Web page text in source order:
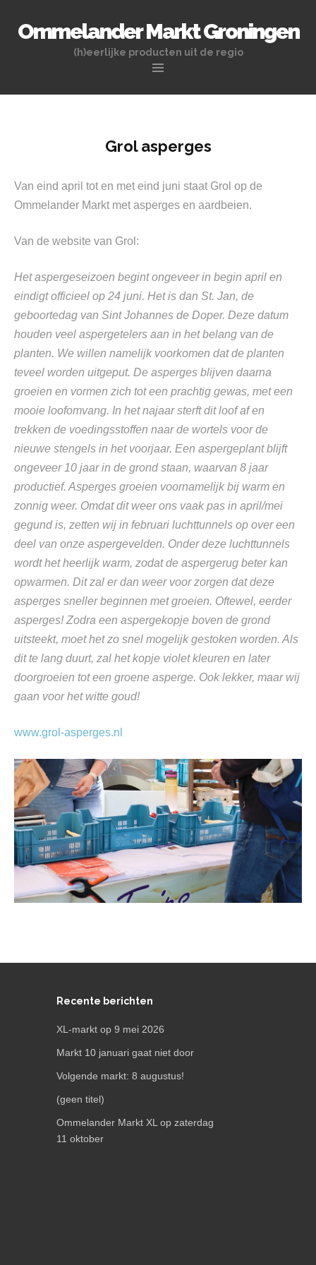
Ommelander Markt Groningen
(h)eerlijke producten uit de regio
Grol asperges
Van eind april tot en met eind juni staat Grol op de
Ommelander Markt met asperges en aardbeien.
Van de website van Grol:
Het aspergeseizoen begint ongeveer in begin april en
eindigt officieel op 24 juni. Het is dan St. Jan, de
geboortedag van Sint Johannes de Doper. Deze datum
houden veel aspergetelers aan in het belang van de
planten. We willen namelijk voorkomen dat de planten
teveel worden uitgeput. De asperges blijven daarna
groeien en vormen zich tot een prachtig gewas, met een
mooie loofomvang. In het najaar sterft dit loof af en
trekken de voedingsstoffen naar de wortels voor de
nieuwe stengels in het voorjaar. Een aspergeplant blijft
ongeveer 10 jaar in de grond staan, waarvan 8 jaar
productief. Asperges groeien voornamelijk bij warm en
zonnig weer. Omdat dit weer ons vaak pas in april/mei
gegund is, zetten wij in februari luchttunnels op over een
deel van onze aspergevelden. Onder deze luchttunnels
wordt het heerlijk warm, zodat de aspergerug beter kan
opwarmen. Dit zal er dan weer voor zorgen dat deze
asperges sneller beginnen met groeien. Oftewel, eerder
asperges! Zodra een aspergekopje boven de grond
uitsteekt, moet het zo snel mogelijk gestoken worden. Als
dit te lang duurt, zal het kopje violet kleuren en later
doorgroeien tot een groene asperge. Ook lekker, maar wij
gaan voor het witte goud!
www.grol-asperges.nl
Recente berichten
XL-markt op 9 mei 2026
Markt 10 januari gaat niet door
Volgende markt: 8 augustus!
(geen titel)
Ommelander Markt XL op zaterdag
11 oktober